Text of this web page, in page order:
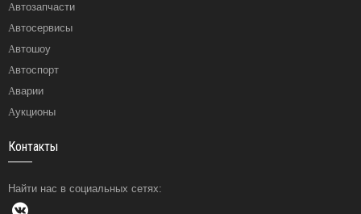
Автозапчасти
Автосервисы
Автошоу
Автоспорт
Аварии
Аукционы
Контакты
Найти нас в социальных сетях: